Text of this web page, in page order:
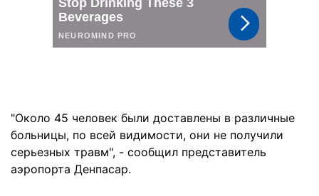
"Около 45 человек были доставлены в различные
больницы, по всей видимости, они не получили
серьезных травм", - сообщил представитель
аэропорта Денпасар.